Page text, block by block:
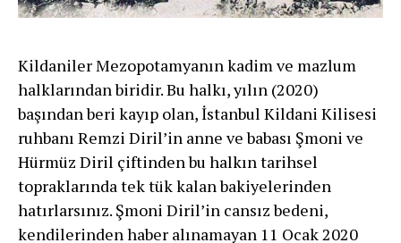
Kildaniler Mezopotamyanın kadim ve mazlum
halklarından biridir. Bu halkı, yılın (2020)
başından beri kayıp olan, İstanbul Kildani Kilisesi
ruhbanı Remzi Diril’in anne ve babası Şmoni ve
Hürmüz Diril çiftinden bu halkın tarihsel
topraklarında tek tük kalan bakiyelerinden
hatırlarsınız. Şmoni Diril’in cansız bedeni,
kendilerinden haber alınamayan 11 Ocak 2020